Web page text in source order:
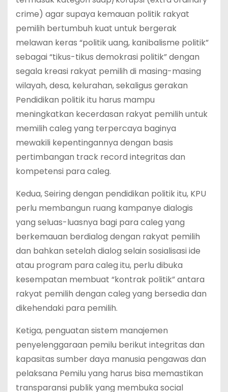
crime) agar supaya kemauan politik rakyat
pemilih bertumbuh kuat untuk bergerak
melawan keras “politik uang, kanibalisme politik”
sebagai “tikus-tikus demokrasi politik” dengan
segala kreasi rakyat pemilih di masing-masing
wilayah, desa, kelurahan, sekaligus gerakan
Pendidikan politik itu harus mampu
meningkatkan kecerdasan rakyat pemilih untuk
memilih caleg yang terpercaya baginya
mewakili kepentingannya dengan basis
pertimbangan track record integritas dan
kompetensi para caleg.
Kedua, Seiring dengan pendidikan politik itu, KPU
perlu membangun ruang kampanye dialogis
yang seluas-luasnya bagi para caleg yang
berkemauan berdialog dengan rakyat pemilih
dan bahkan setelah dialog selain sosialisasi ide
atau program para caleg itu, perlu dibuka
kesempatan membuat “kontrak politik” antara
rakyat pemilih dengan caleg yang bersedia dan
dikehendaki para pemilih.
Ketiga, penguatan sistem manajemen
penyelenggaraan pemilu berikut integritas dan
kapasitas sumber daya manusia pengawas dan
pelaksana Pemilu yang harus bisa memastikan
transparansi publik yang membuka social